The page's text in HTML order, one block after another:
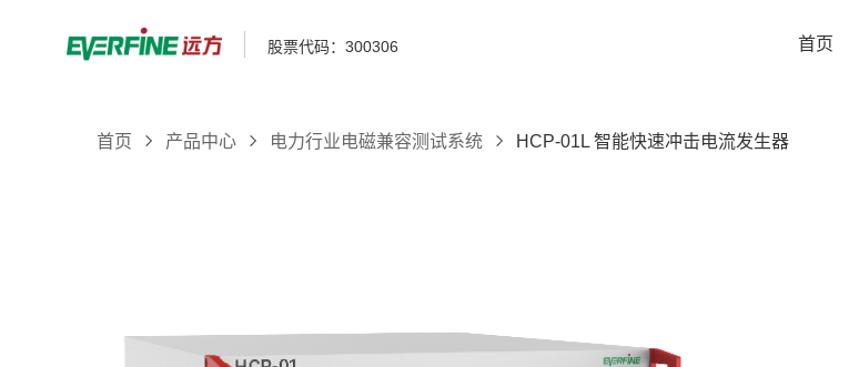
股票代码：300306 首页
首页 产品中心 电力行业电磁兼容测试系统 HCP-01L 智能快速冲击电流发生器